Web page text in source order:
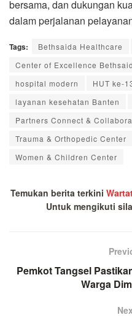
bersama, dan dukungan
dalam perjalanan
Tags: Bethsaida Healthcare
Center of Excellence
hospital modern
HUT ke-
layanan kesehatan Banten
Partners Connect &
Trauma & Orthopedic Center
Women & Children Center
Temukan berita terkini
Untuk mengikuti
Pemkot Tangsel
Warga